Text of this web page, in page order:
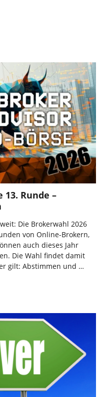
Runde –
Die Brokerwahl 2026
von Online-Brokern,
auch dieses Jahr
Die Wahl findet damit
gilt: Abstimmen und …